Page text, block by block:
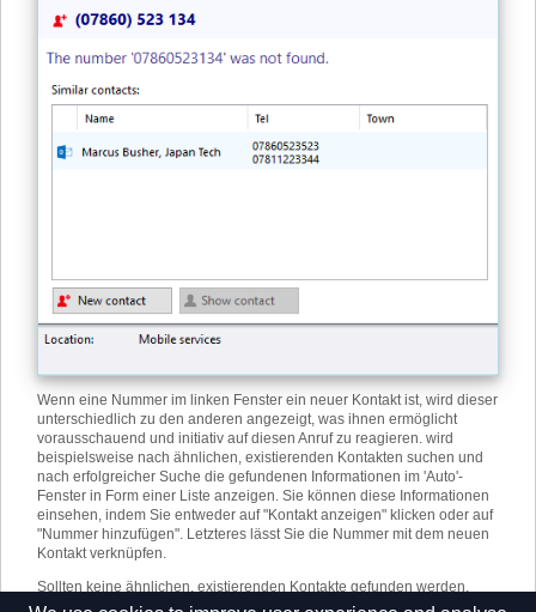
Wenn eine Nummer im linken Fenster ein neuer Kontakt ist, wird dieser
unterschiedlich zu den anderen angezeigt, was ihnen ermöglicht
vorausschauend und initiativ auf diesen Anruf zu reagieren. wird
beispielsweise nach ähnlichen, existierenden Kontakten suchen und
nach erfolgreicher Suche die gefundenen Informationen im 'Auto'-
Fenster in Form einer Liste anzeigen. Sie können diese Informationen
einsehen, indem Sie entweder auf "Kontakt anzeigen" klicken oder auf
"Nummer hinzufügen". Letzteres lässt Sie die Nummer mit dem neuen
Kontakt verknüpfen.
Sollten keine ähnlichen, existierenden Kontakte gefunden werden,
können Sie auf "Neuer Kontakt" klicken, und ein neuer